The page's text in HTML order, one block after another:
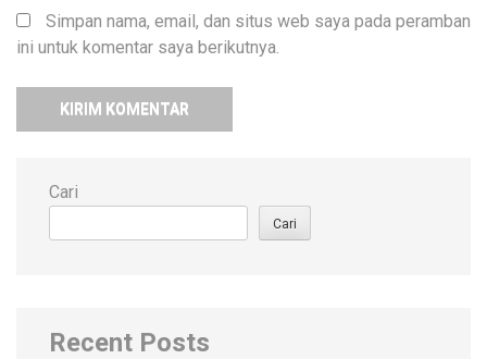
Simpan nama, email, dan situs web saya pada peramban
ini untuk komentar saya berikutnya.
Cari
Cari
Recent Posts